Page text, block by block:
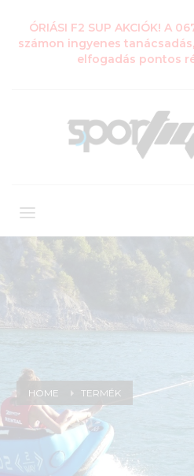
ÓRIÁSI F2 SUP AKCIÓK! A
számon ingyenes
elfogadás pontos
HOME TERMÉK